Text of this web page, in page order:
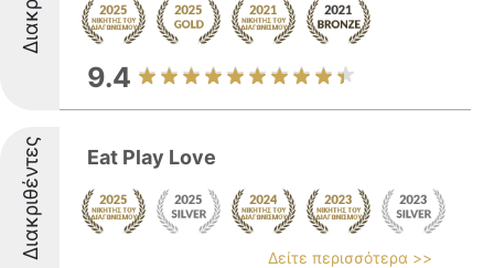
9.4
Διακριθέντες Eat Play Love
Δείτε περισσότερα >>